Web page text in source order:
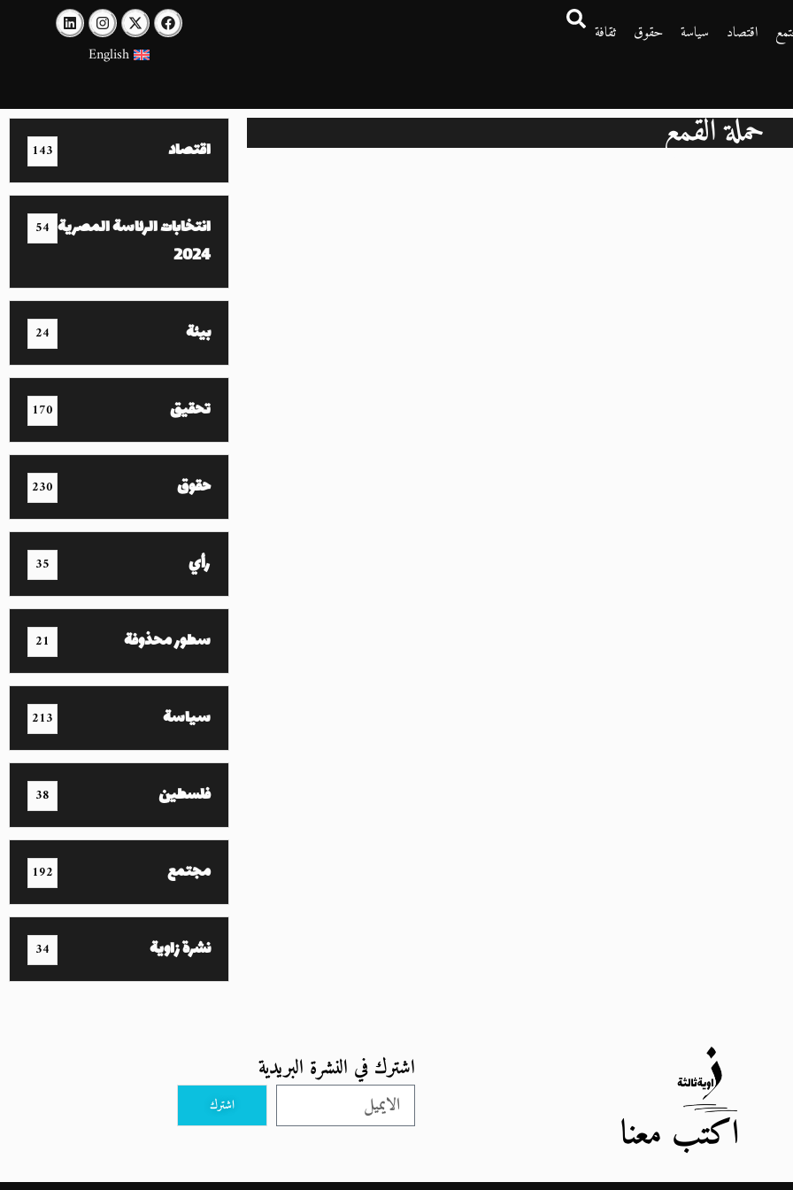
اقتصاد سياسة حقوق
ثقافة
English
حملة القمع اقتصاد 143
انتخابات الرئاسة المصرية
2024
54
بيئة 24
تحقيق 170
حقوق 230
رأي 35
سطور محذوفة 21
سياسة 213
فلسطين 38
مجتمع 192
نشرة زاوية 34
اكتب معنا
اشترك في النشرة البريدية
اشترك